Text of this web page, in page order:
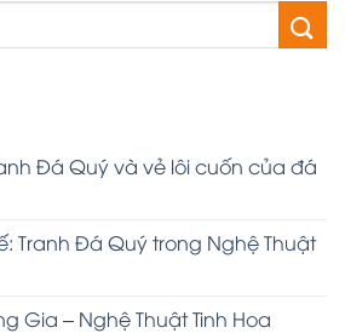
Đá Quý và vẻ lôi cuốn của đá
Tranh Đá Quý trong Nghệ Thuật
Gia – Nghệ Thuật Tinh Hoa